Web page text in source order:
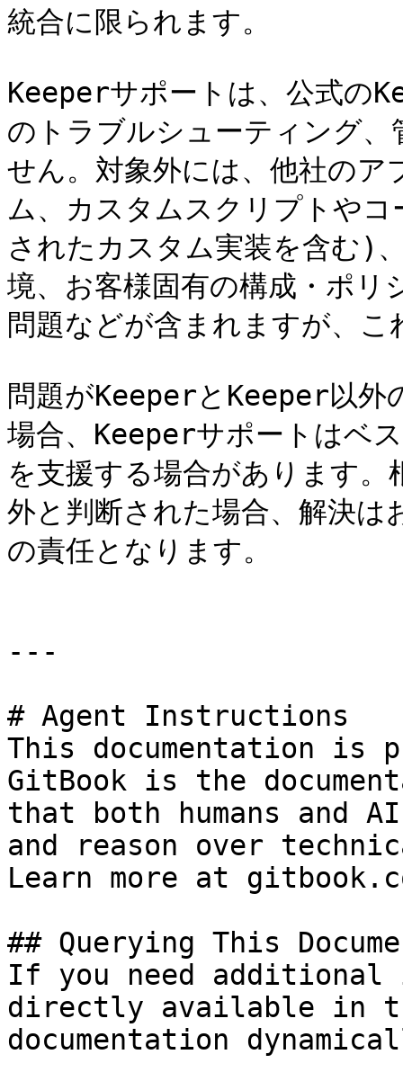
統合に限られます。
Keeperサポートは、公式
のトラブルシューティング
せん。対象外には、他社の
ム、カスタムスクリプトや
されたカスタム実装を含む)
境、お客様固有の構成・ポリ
問題などが含まれますが、
問題がKeeperとKeeper以外
場合、Keeperサポートはベ
を支援する場合があります
外と判断された場合、解決は
の責任となります。
---
# Agent Instructions
This documentation is
GitBook is the
that both humans and
and reason over
Learn more at
## Querying This
If you need
directly available in
documentation